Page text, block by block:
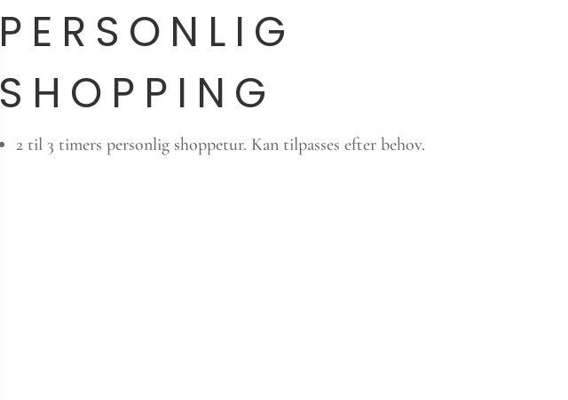
PERSONLIG
SHOPPING
2 til 3 timers personlig shoppetur. Kan tilpasses efter behov.